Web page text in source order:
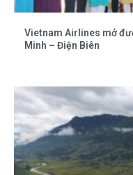
Vietnam Airlines mở
Minh – Điện Biên